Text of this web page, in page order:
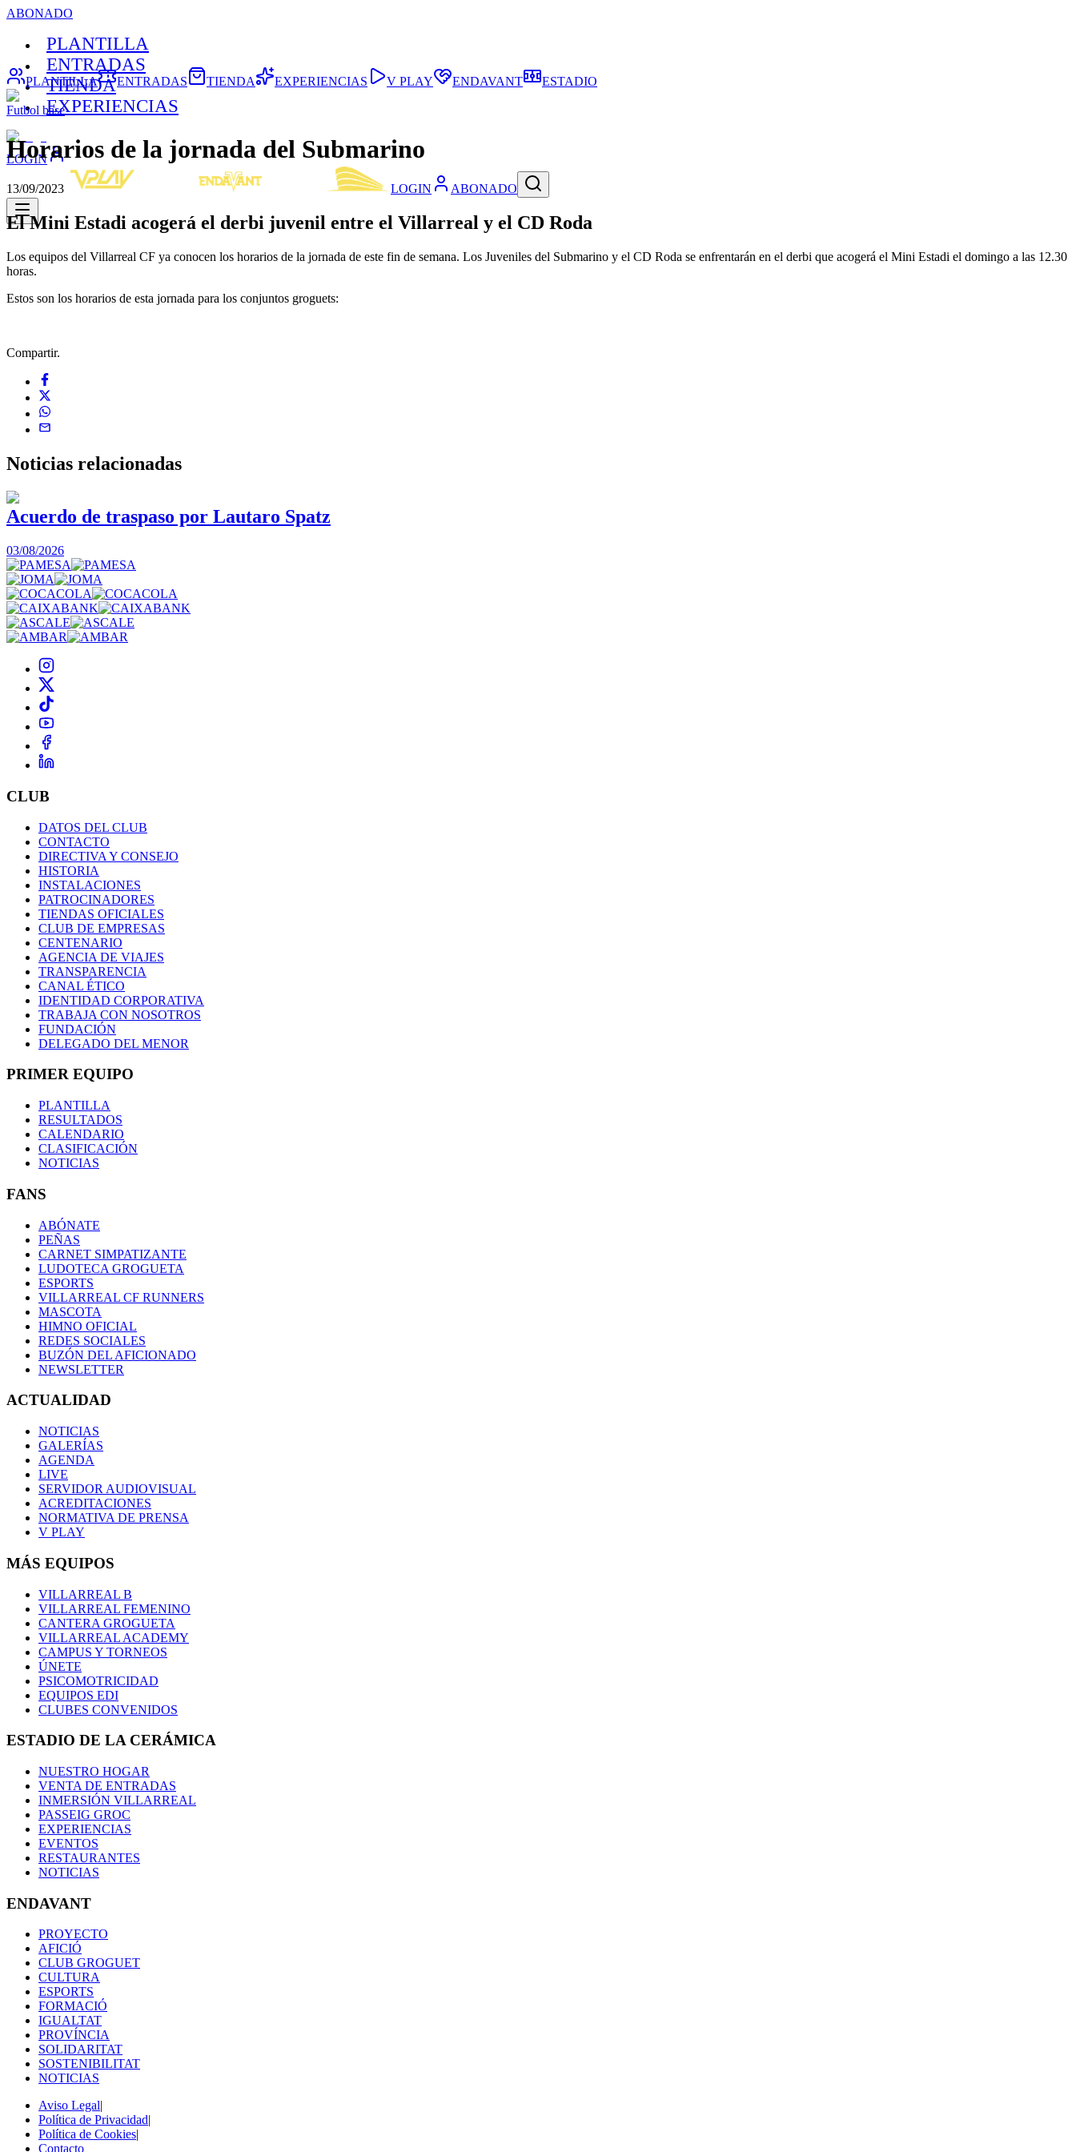
ABONADO
PLANTILLA
ENTRADAS
TIENDA
EXPERIENCIAS
LOGIN
LOGIN ABONADO
PLANTILLA ENTRADAS TIENDA EXPERIENCIAS V PLAY ENDAVANT ESTADIO
Futbol base
Horarios de la jornada del Submarino
13/09/2023
El Mini Estadi acogerá el derbi juvenil entre el Villarreal y el CD Roda
Los equipos del Villarreal CF ya conocen los horarios de la jornada de este fin de semana. Los Juveniles del Submarino y el CD Roda se enfrentarán en el derbi que acogerá el Mini Estadi el domingo a las 12.30
horas.
Estos son los horarios de esta jornada para los conjuntos groguets:
Compartir.
Noticias relacionadas
Acuerdo de traspaso por Lautaro Spatz
03/08/2026
CLUB
DATOS DEL CLUB
CONTACTO
DIRECTIVA Y CONSEJO
HISTORIA
INSTALACIONES
PATROCINADORES
TIENDAS OFICIALES
CLUB DE EMPRESAS
CENTENARIO
AGENCIA DE VIAJES
TRANSPARENCIA
CANAL ÉTICO
IDENTIDAD CORPORATIVA
TRABAJA CON NOSOTROS
FUNDACIÓN
DELEGADO DEL MENOR
PRIMER EQUIPO
PLANTILLA
RESULTADOS
CALENDARIO
CLASIFICACIÓN
NOTICIAS
FANS
ABÓNATE
PEÑAS
CARNET SIMPATIZANTE
LUDOTECA GROGUETA
ESPORTS
VILLARREAL CF RUNNERS
MASCOTA
HIMNO OFICIAL
REDES SOCIALES
BUZÓN DEL AFICIONADO
NEWSLETTER
ACTUALIDAD
NOTICIAS
GALERÍAS
AGENDA
LIVE
SERVIDOR AUDIOVISUAL
ACREDITACIONES
NORMATIVA DE PRENSA
V PLAY
MÁS EQUIPOS
VILLARREAL B
VILLARREAL FEMENINO
CANTERA GROGUETA
VILLARREAL ACADEMY
CAMPUS Y TORNEOS
ÚNETE
PSICOMOTRICIDAD
EQUIPOS EDI
CLUBES CONVENIDOS
ESTADIO DE LA CERÁMICA
NUESTRO HOGAR
VENTA DE ENTRADAS
INMERSIÓN VILLARREAL
PASSEIG GROC
EXPERIENCIAS
EVENTOS
RESTAURANTES
NOTICIAS
ENDAVANT
PROYECTO
AFICIÓ
CLUB GROGUET
CULTURA
ESPORTS
FORMACIÓ
IGUALTAT
PROVÍNCIA
SOLIDARITAT
SOSTENIBILITAT
NOTICIAS
Aviso Legal|
Política de Privacidad|
Política de Cookies|
Contacto